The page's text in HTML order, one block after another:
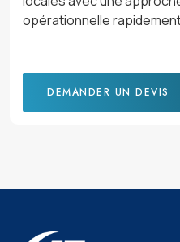
opérationnelle
DEMANDER UN DEVIS